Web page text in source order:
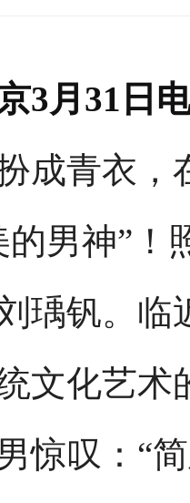
3月31日
成青衣，
男神”！
瑀钒。临
文化艺
惊叹：“